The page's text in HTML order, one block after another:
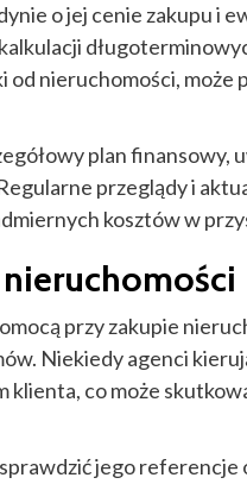
o jej cenie zakupu i
nieruchomości, może
plan finansowy,
przeglądy i
kosztów w
przy zakupie
Niekiedy agenci
klienta, co może
jego